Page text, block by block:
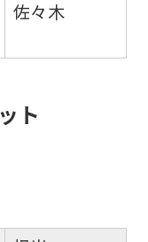
佐々木
ト